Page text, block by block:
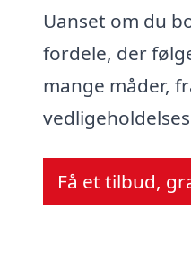
Uanset om du
fordele, der
mange måder,
Få et tilbud,